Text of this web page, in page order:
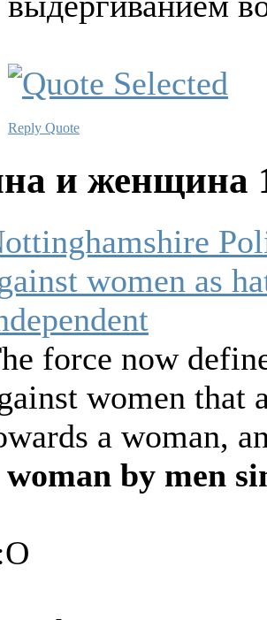
Reply Quote
и женщина
women as
force now
women that
a woman,
woman by men